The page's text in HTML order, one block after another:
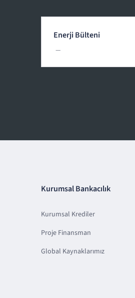
Enerji Bülteni
—
Kurumsal Bankacılık
Kurumsal Krediler
Proje Finansman
Global Kaynaklarımız